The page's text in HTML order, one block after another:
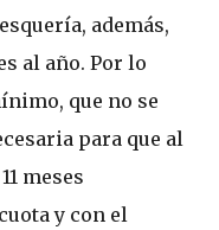
además,
al año. Por lo
que no se
para que al
meses
y con el